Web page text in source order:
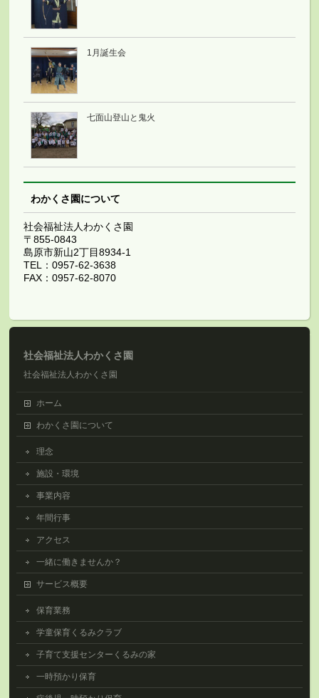
1月誕生会
七面山登山と鬼火
わかくさ園について
社会福祉法人わかくさ園
〒855-0843
島原市新山2丁目8934-1
TEL：0957-62-3638
FAX：0957-62-8070
社会福祉法人わかくさ園
社会福祉法人わかくさ園
ホーム
わかくさ園について
理念
施設・環境
事業内容
年間行事
アクセス
一緒に働きませんか？
サービス概要
保育業務
学童保育くるみクラブ
子育て支援センターくるみの家
一時預かり保育